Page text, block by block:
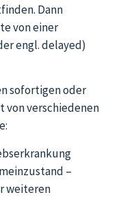
Dann
von einer
engl. delayed)
sofortigen oder
von verschiedenen
–
weiteren